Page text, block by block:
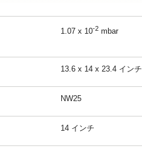
1.07 x 10-2 mbar
13.6 x 14 x 23.4 インチ
NW25
14 インチ